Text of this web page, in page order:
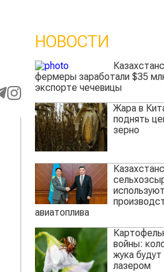
НОВОСТИ
фермеры заработали $35
экспорте чечевицы
Жара в
поднять
зерно
авиатоплива
войны:
жука
лазером